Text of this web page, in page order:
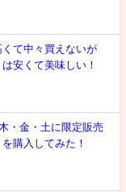
くて中々買えないが
安くて美味しい！
・金・土に限定販売
購入してみた！